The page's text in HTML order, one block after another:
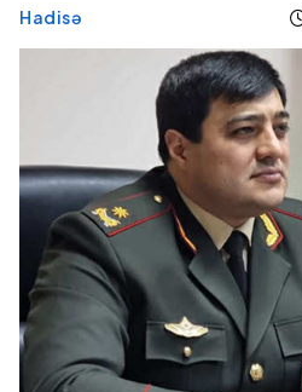
Hadisə